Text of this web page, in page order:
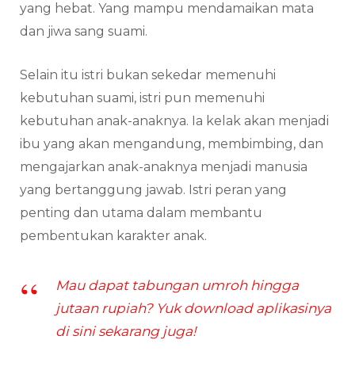
yang hebat. Yang mampu mendamaikan mata
dan jiwa sang suami.
Selain itu istri bukan sekedar memenuhi
kebutuhan suami, istri pun memenuhi
kebutuhan anak-anaknya. Ia kelak akan menjadi
ibu yang akan mengandung, membimbing, dan
mengajarkan anak-anaknya menjadi manusia
yang bertanggung jawab. Istri peran yang
penting dan utama dalam membantu
pembentukan karakter anak.
Mau dapat tabungan umroh hingga
jutaan rupiah? Yuk download aplikasinya
di sini sekarang juga!